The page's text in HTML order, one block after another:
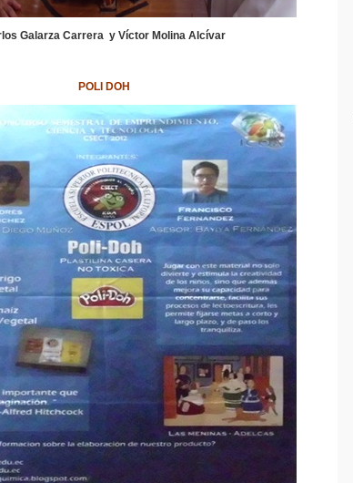
Galarza Carrera y Víctor Molina Alcívar
POLI DOH